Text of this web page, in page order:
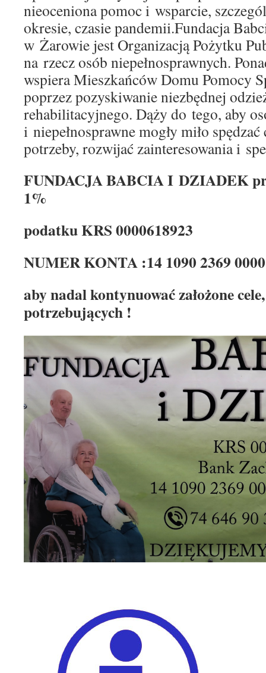
nieoceniona pomoc i wsparcie,
okresie, czasie pandemii.Fundacja
w Żarowie jest Organizacją Pożytku
na rzecz osób niepełnosprawnych.
wspiera Mieszkańców Domu Pomocy
poprzez pozyskiwanie niezbędnej
rehabilitacyjnego. Dąży do tego, aby
i niepełnosprawne mogły miło
potrzeby, rozwijać zainteresowania i
FUNDACJA BABCIA I DZIADEK
1%
podatku KRS 0000618923
NUMER KONTA :14 1090 2369
aby nadal kontynuować założone
potrzebujących !